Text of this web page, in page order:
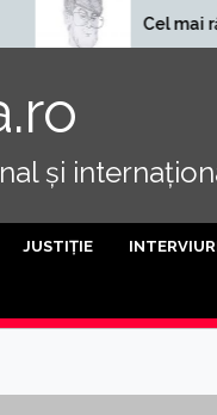
Cel mai rău loc din
și
JUSTIȚIE